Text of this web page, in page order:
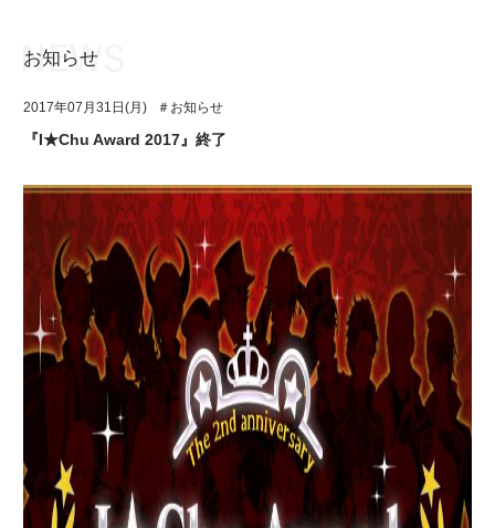
アプリゲーム
イベント・キャンペーン
ミュージック
グッズ・本
ギャラリー
ユニット&キャラクター
アプリゲーム
イベント・キャンペーン
ミュージック
グッズ・本
ギャラリー
お知らせ
2017年07月31日(月) ＃お知らせ
『I★Chu Award 2017』終了